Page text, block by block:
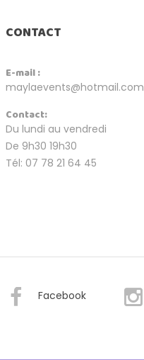
CONTACT
E-mail :
maylaevents@hotmail.com
Contact:
Du lundi au vendredi
De 9h30 19h30
Tél: 07 78 21 64 45
Facebook